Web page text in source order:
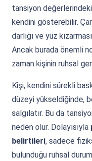
tansiyon
kendini gösterebilir.
darlığı ve yüz
Ancak burada önemli
zaman kişinin ruhsal
Kişi, kendini sürekli
düzeyi yükseldiğinde,
salgılatır. Bu da
neden olur. Dolayısıyla
belirtileri, sadece
bulunduğu ruhsal